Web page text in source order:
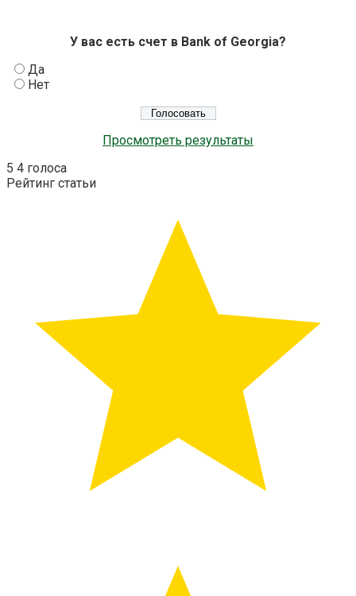
У вас есть счет в Bank of Georgia?
Да
Нет
Просмотреть результаты
5 4 голоса
Рейтинг статьи